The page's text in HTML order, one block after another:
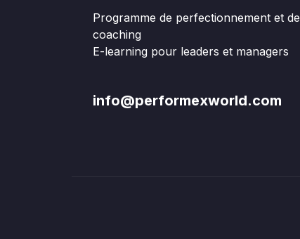
Programme de perfectionnement et de
coaching
E-learning pour leaders et managers
info@performexworld.com